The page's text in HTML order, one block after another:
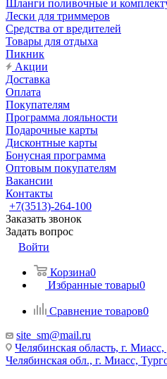
Шланги поливочные и
Лески для триммеров
Средства от вредителей
Товары для отдыха
Пикник
Акции
Доставка
Оплата
Покупателям
Программа лояльности
Подарочные карты
Дисконтные карты
Бонусная программа
Оптовым покупателям
Вакансии
Контакты
+7(3513)-264-100
Заказать звонок
Задать вопрос
Войти
Корзина0
Избранные товары0
Сравнение товаров0
site_sm@mail.ru
Челябинская область, г.
Челябинская обл., г. Миасс,